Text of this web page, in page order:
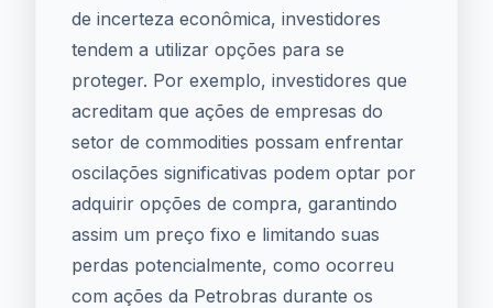
de incerteza econômica, investidores
tendem a utilizar opções para se
proteger. Por exemplo, investidores que
acreditam que ações de empresas do
setor de commodities possam enfrentar
oscilações significativas podem optar por
adquirir opções de compra, garantindo
assim um preço fixo e limitando suas
perdas potencialmente, como ocorreu
com ações da Petrobras durante os